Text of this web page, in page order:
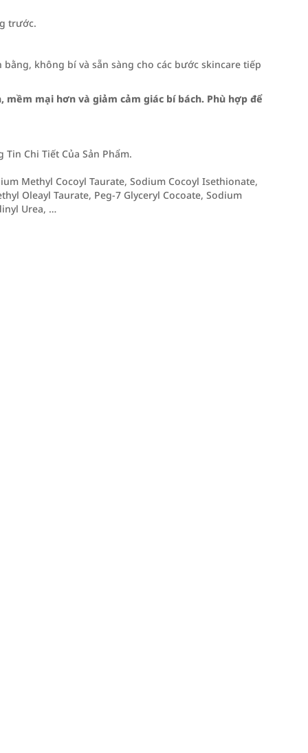
trước.
không bí và sẵn sàng cho các bước skincare tiếp
mại hơn và giảm cảm giác bí bách. Phù hợp để
Chi Tiết Của Sản Phẩm.
Methyl Cocoyl Taurate, Sodium Cocoyl Isethionate,
Oleayl Taurate, Peg-7 Glyceryl Cocoate, Sodium
Urea, …